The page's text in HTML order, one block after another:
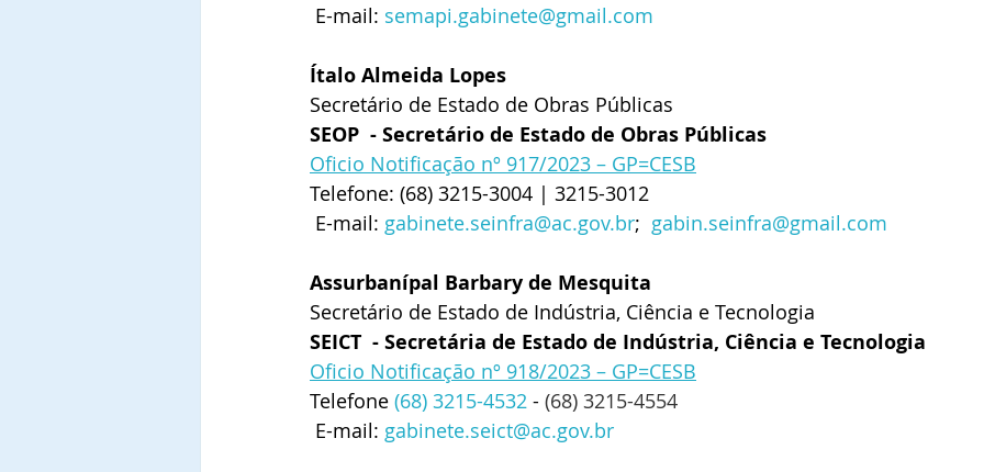
E-mail: semapi.gabinete@gmail.com
Ítalo Almeida Lopes
Secretário de Estado de Obras Públicas
SEOP  - Secretário de Estado de Obras Públicas
Oficio Notificação nº 917/2023 – GP=CESB
Telefone: (68) 3215-3004 | 3215-3012
E-mail: gabinete.seinfra@ac.gov.br; gabin.seinfra@gmail.com
Assurbanípal Barbary de Mesquita
Secretário de Estado de Indústria, Ciência e Tecnologia
SEICT  - Secretária de Estado de Indústria, Ciência e Tecnologia
Oficio Notificação nº 918/2023 – GP=CESB
Telefone (68) 3215-4532 - (68) 3215-4554
E-mail: gabinete.seict@ac.gov.br